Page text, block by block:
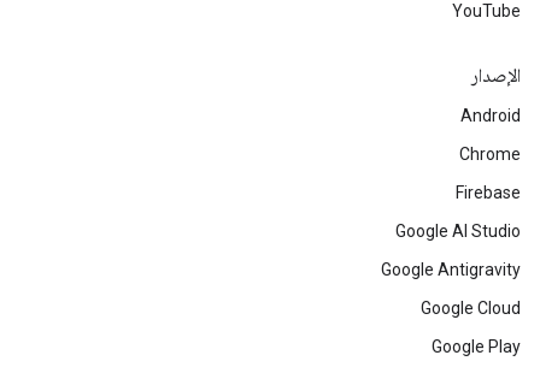
YouTube
الإصدار
Android
Chrome
Firebase
Google AI Studio
Google Antigravity
Google Cloud
Google Play